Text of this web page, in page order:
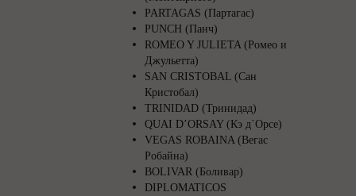
PARTAGAS (Партагас)
PUNCH (Панч)
ROMEO Y JULIETA (Ромео и
Джульетта)
SAN CRISTOBAL (Сан
Кристобал)
TRINIDAD (Тринидад)
QUAI D’ORSAY (Кэ д`Орсе)
VEGAS ROBAINA (Вегас
Робайна)
BOLIVAR (Боливар)
DIPLOMATICOS